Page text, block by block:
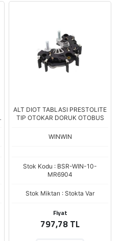
ALT DIOT TABLASI PRESTOLITE
TIP OTOKAR DORUK OTOBUS
WINWIN
Stok Kodu : BSR-WIN-10-
MR6904
Stok Miktarı : Stokta Var
Fiyat
797,78 TL